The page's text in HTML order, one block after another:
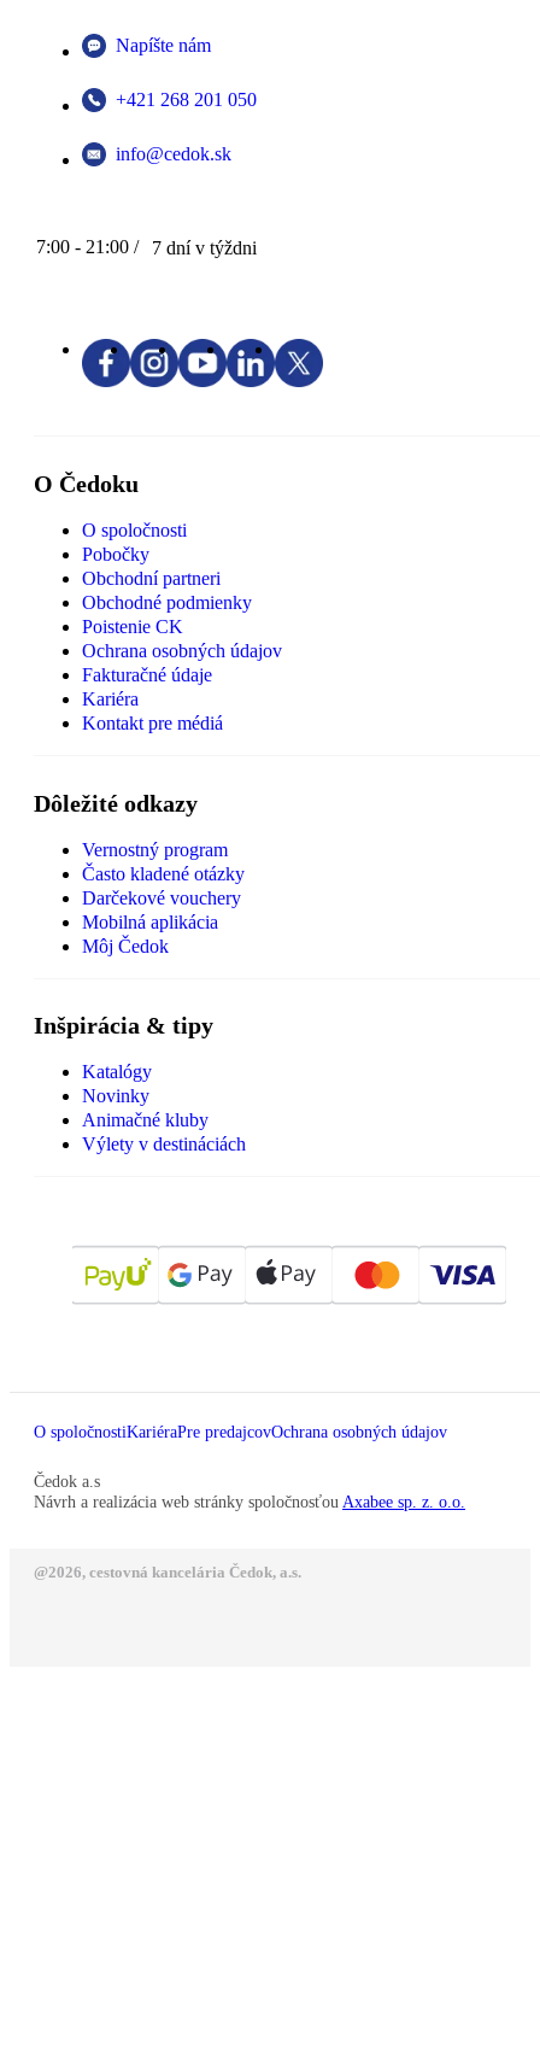
Napíšte nám
+421 268 201 050
info@cedok.sk
7:00 - 21:00 / 7 dní v týždni
O Čedoku
O spoločnosti
Pobočky
Obchodní partneri
Obchodné podmienky
Poistenie CK
Ochrana osobných údajov
Fakturačné údaje
Kariéra
Kontakt pre médiá
Dôležité odkazy
Vernostný program
Často kladené otázky
Darčekové vouchery
Mobilná aplikácia
Môj Čedok
Inšpirácia & tipy
Katalógy
Novinky
Animačné kluby
Výlety v destináciách
O spoločnostiKariéraPre predajcovOchrana osobných údajov
Čedok a.s
Návrh a realizácia web stránky spoločnosťou Axabee sp. z. o.o.
@2026, cestovná kancelária Čedok, a.s.